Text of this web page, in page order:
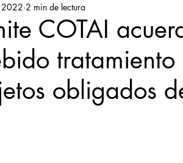
San Pedro Garza Garcia
Clima Principal Salud
Locales
COTAI
obligados
2022 2 min de lectura